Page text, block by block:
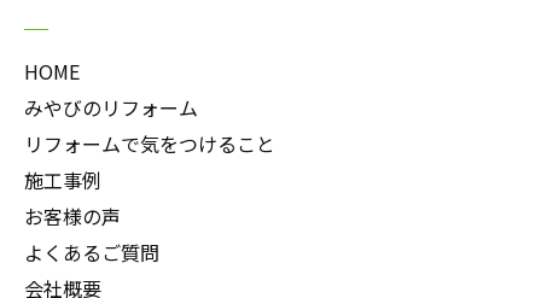
HOME
みやびのリフォーム
リフォームで気をつけること
施工事例
お客様の声
よくあるご質問
会社概要